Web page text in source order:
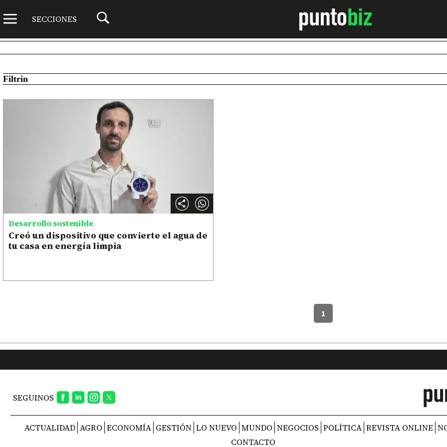
SECCIONES
Filtrin
Desarrollo sostenible
Creó un dispositivo que convierte el agua de
tu casa en energía limpia
1
SEGUINOS
ACTUALIDAD AGRO ECONOMÍA GESTIÓN LO NUEVO MUNDO NEGOCIOS POLÍTICA REVISTA ONLINE
CONTACTO